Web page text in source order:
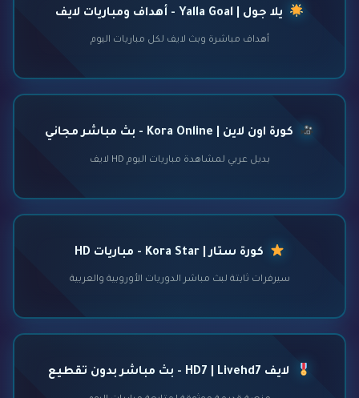
يلا جول | Yalla Goal - أهداف ومباريات لايف
أهداف مباشرة وبث لايف لكل مباريات اليوم
كورة اون لاين | Kora Online - بث مباشر مجاني
بديل عربي لمشاهدة مباريات اليوم HD لايف
كورة ستار | Kora Star - مباريات HD
سيرفرات ثابتة لبث مباشر الدوريات الأوروبية والعربية
لايف HD7 | Livehd7 - بث مباشر بدون تقطيع